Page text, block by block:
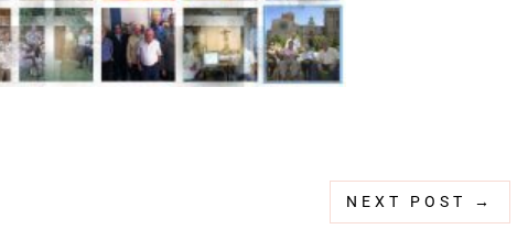
NEXT POST →